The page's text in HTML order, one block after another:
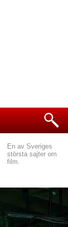
En av Sveriges
största sajter om
film.